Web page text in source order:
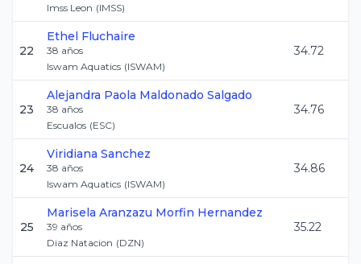
Imss Leon (IMSS)
22
Ethel Fluchaire
38 años
Iswam Aquatics (ISWAM)
34.72
23
Alejandra Paola Maldonado Salgado
38 años
Escualos (ESC)
34.76
24
Viridiana Sanchez
38 años
Iswam Aquatics (ISWAM)
34.86
25
Marisela Aranzazu Morfin Hernandez
39 años
Diaz Natacion (DZN)
35.22